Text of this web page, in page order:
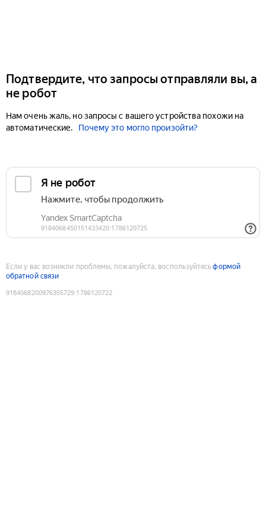
Подтвердите, что запросы отправляли вы, а
не робот
Нам очень жаль, но запросы с вашего устройства похожи на
автоматические.
Почему это могло произойти?
Если у вас возникли проблемы, пожалуйста, воспользуйтесьформой
обратной связи
9184068200976355729:1786120722